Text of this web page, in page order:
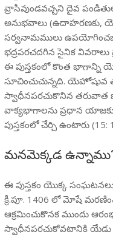
వ్రాసివుండవచ్చని దైవ
అనుభవాలు (ఉదాహరణకు,
సర్వనామములు
భద్రపరచదగిన సైనిక
ఈ పుస్తకంలో కొంత భాగాన్ని
సూచించుచున్నది. యెహోషువ
స్వాధీనపరచుకొనిన తరువాత
వాక్యభాగాలను ప్రధాన
పుస్తకంలో చేర్చి ఉంటారు (15:
మనమెక్కడ
ఈ పుస్తకం యొక్క
క్రీ.పూ. 1406 లో మోషే
ఆక్రమించుకొనక ముందు
స్వాధీనపరచుకోవటానికి యేడు